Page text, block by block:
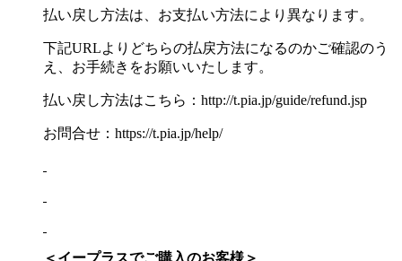
払い戻し方法は、お支払い方法により異なります。
下記URLよりどちらの払戻方法になるのかご確認のう
え、お手続きをお願いいたします。
払い戻し方法はこちら：http://t.pia.jp/guide/refund.jsp
お問合せ：https://t.pia.jp/help/
＜イープラスでご購入のお客様＞